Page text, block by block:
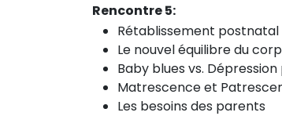
Rencontre 5:
Rétablissement postnatal
Le nouvel équilibre du
Baby blues vs.
Matrescence et
Les besoins des parents